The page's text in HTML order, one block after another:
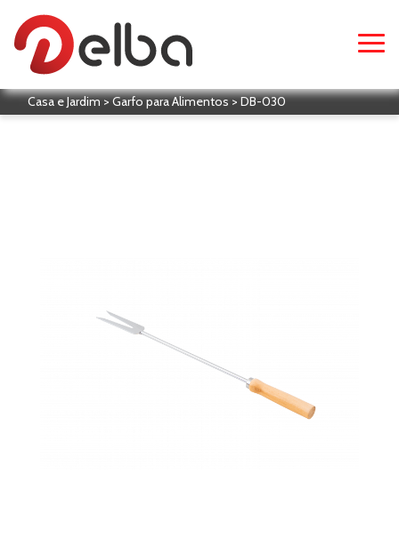
Casa e Jardim > Garfo para Alimentos > DB-030